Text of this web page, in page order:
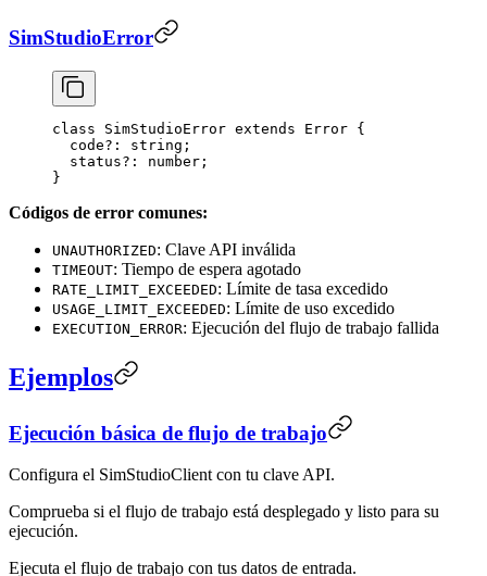
SimStudioError
class SimStudioError extends Error {
  code
?: string ;
  status
?: number ;
}
Códigos de error comunes:
UNAUTHORIZED: Clave API inválida
TIMEOUT: Tiempo de espera agotado
RATE_LIMIT_EXCEEDED: Límite de tasa excedido
USAGE_LIMIT_EXCEEDED: Límite de uso excedido
EXECUTION_ERROR: Ejecución del flujo de trabajo fallida
Ejemplos
Ejecución básica de flujo de trabajo
Configura el SimStudioClient con tu clave API.
Comprueba si el flujo de trabajo está desplegado y listo para su
ejecución.
Ejecuta el flujo de trabajo con tus datos de entrada.